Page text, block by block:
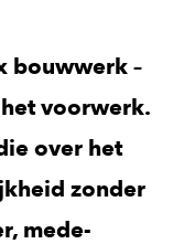
bouwwerk –
voorwerk.
over het
zonder
mede-